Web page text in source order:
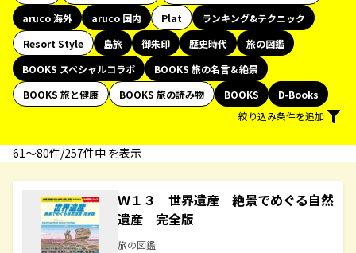
aruco 海外
aruco 国内 Plat
ランキング&テクニック
Resort Style
島旅 御朱印 歴史時代
旅の図鑑
BOOKS スペシャルコラボ
BOOKS 旅の名言＆絶景
BOOKS 旅と健康
BOOKS 旅の読み物 BOOKS
D-Books
絞り込み条件を追加
61〜80件/257件中 を表示
Ｗ１３ 世界遺産 絶景でめぐる自然
遺産 完全版
旅の図鑑